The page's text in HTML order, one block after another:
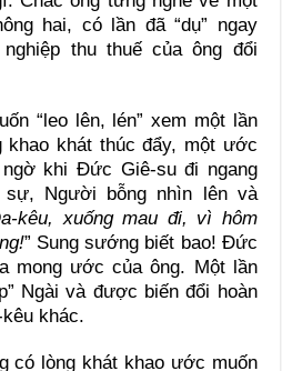
hai, có lần đã “dụ” ngay
thu thuế của ông đổi
“leo lên, lén” xem một lần
khát thúc đẩy, một ước
khi Đức Giê-su đi ngang
Người bỗng nhìn lên và
kêu, xuống mau đi, vì hôm
” Sung sướng biết bao! Đức
mong ước của ông. Một lần
Ngài và được biến đổi hoàn
khác.
có lòng khát khao ước muốn